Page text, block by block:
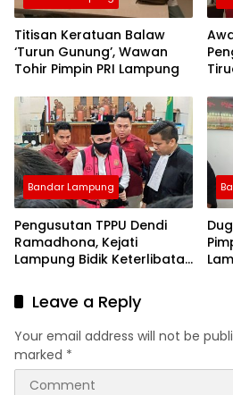
Titisan Keratuan Balaw
‘Turun Gunung’, Wawan
Tohir Pimpin PRI Lampung
Bandar Lampung
Pengusutan TPPU Dendi
Ramadhona, Kejati
Lampung Bidik Keterlibatan
Nominee Aset
Leave a Reply
Your email address will not be
marked *